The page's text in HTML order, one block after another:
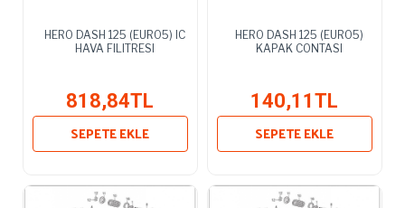
HERO DASH 125 (EURO5) IC
HAVA FILITRESI
818,84TL
SEPETE EKLE
HERO DASH 125 (EURO5)
KAPAK CONTASI
140,11TL
SEPETE EKLE